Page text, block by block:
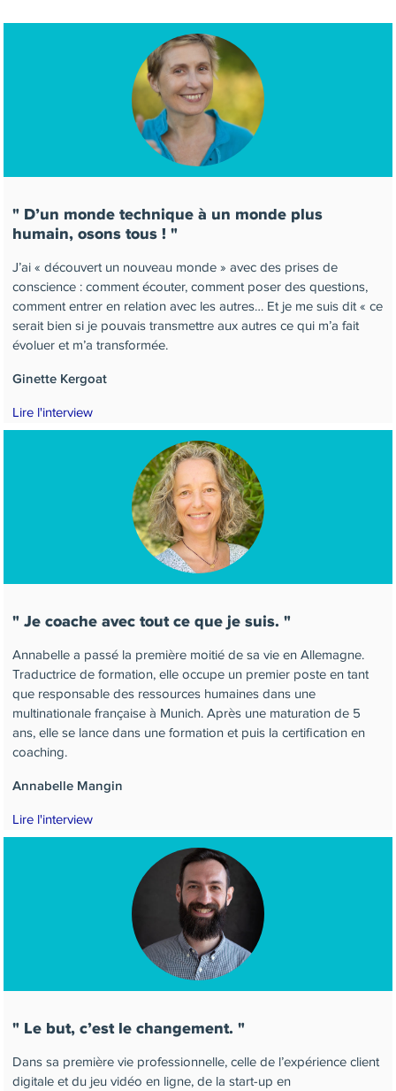
D’un monde technique à un monde plus
humain, osons tous !
J’ai « découvert un nouveau monde » avec des prises de
conscience : comment écouter, comment poser des questions,
comment entrer en relation avec les autres… Et je me suis dit « ce
serait bien si je pouvais transmettre aux autres ce qui m’a fait
évoluer et m’a transformée.
Ginette Kergoat
Lire l'interview
Je coache avec tout ce que je suis.
Annabelle a passé la première moitié de sa vie en Allemagne.
Traductrice de formation, elle occupe un premier poste en tant
que responsable des ressources humaines dans une
multinationale française à Munich. Après une maturation de 5
ans, elle se lance dans une formation et puis la certification en
coaching.
Annabelle Mangin
Lire l'interview
Le but, c’est le changement.
Dans sa première vie professionnelle, celle de l’expérience client
digitale et du jeu vidéo en ligne, de la start-up en